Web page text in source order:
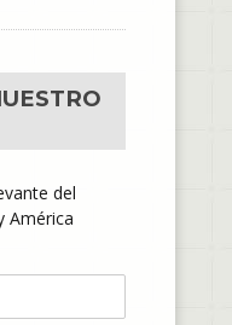
del
América